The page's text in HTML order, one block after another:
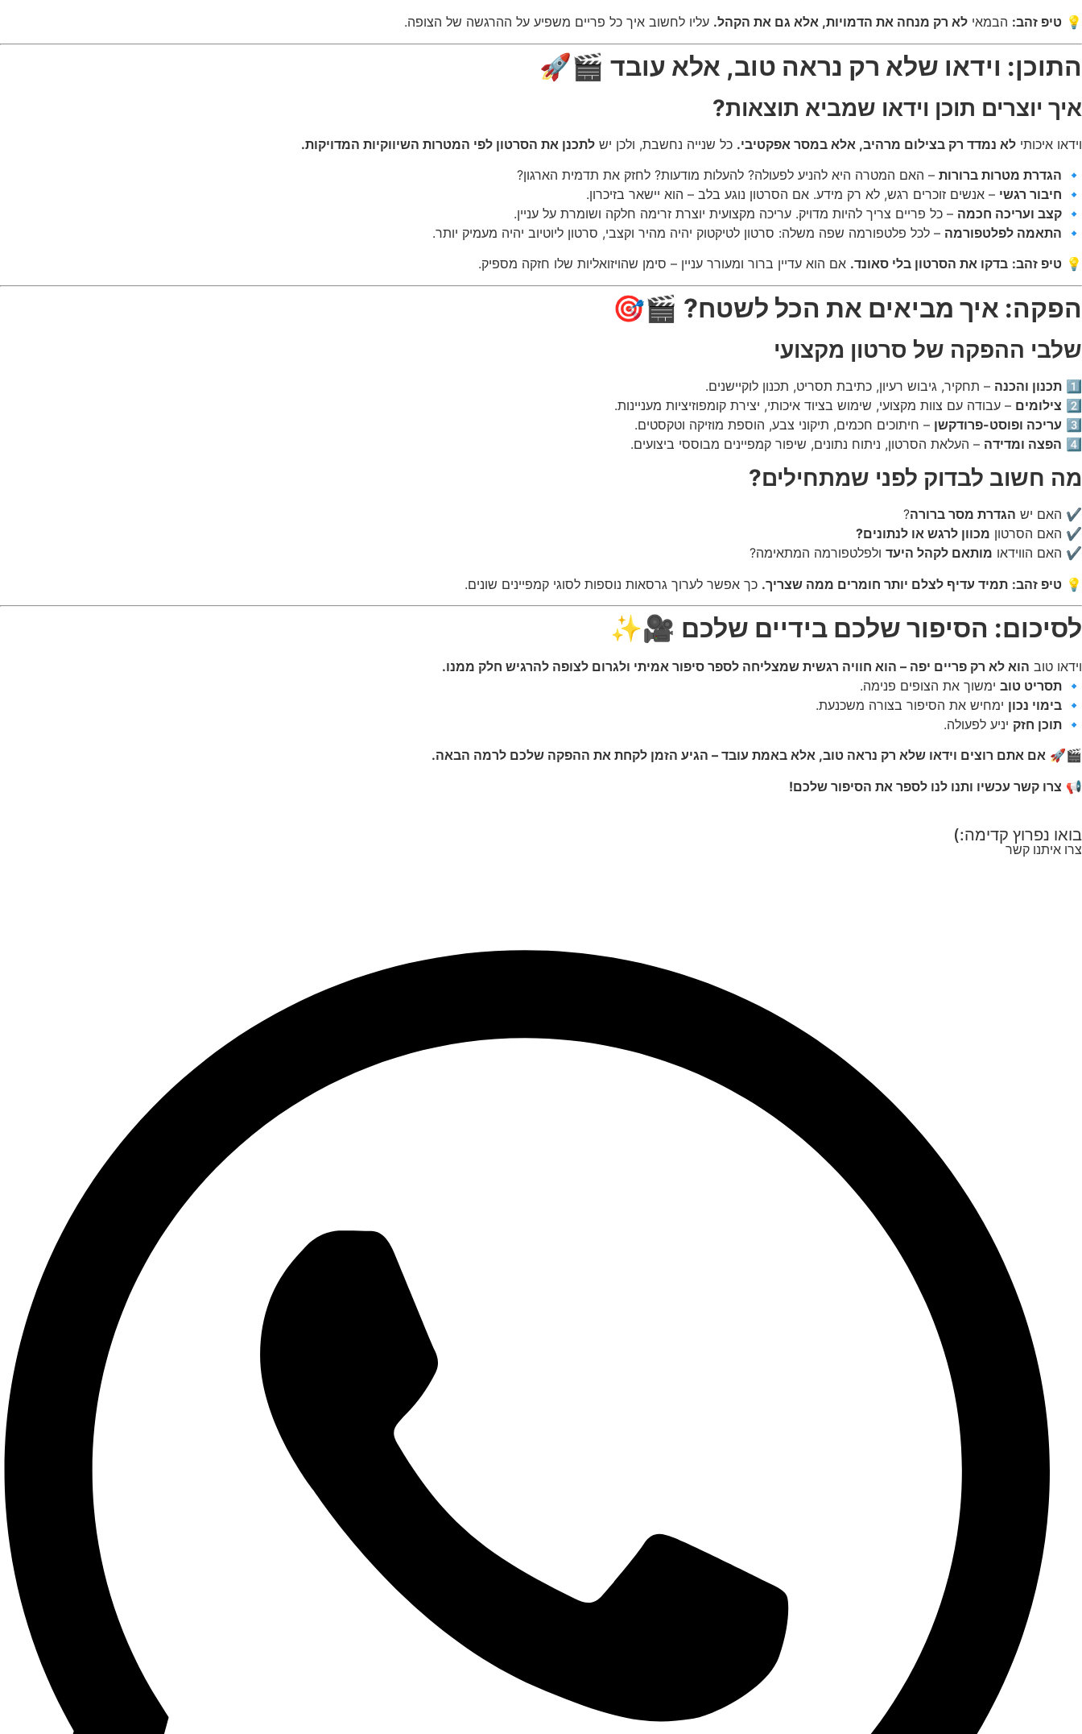
💡 טיפ זהב: הבמאי לא רק מנחה את הדמויות, אלא גם את הקהל. עליו לחשוב איך כל פריים משפיע על ההרגשה של הצופה.
התוכן: וידאו שלא רק נראה טוב, אלא עובד 🎬🚀
איך יוצרים תוכן וידאו שמביא תוצאות?
וידאו איכותי לא נמדד רק בצילום מרהיב, אלא במסר אפקטיבי. כל שנייה נחשבת, ולכן יש לתכנן את הסרטון לפי המטרות השיווקיות המדויקות.
🔹 הגדרת מטרות ברורות – האם המטרה היא להניע לפעולה? להעלות מודעות? לחזק את תדמית הארגון?
🔹 חיבור רגשי – אנשים זוכרים רגש, לא רק מידע. אם הסרטון נוגע בלב – הוא יישאר בזיכרון.
🔹 קצב ועריכה חכמה – כל פריים צריך להיות מדויק. עריכה מקצועית יוצרת זרימה חלקה ושומרת על עניין.
🔹 התאמה לפלטפורמה – לכל פלטפורמה שפה משלה: סרטון לטיקטוק יהיה מהיר וקצבי, סרטון ליוטיוב יהיה מעמיק יותר.
💡 טיפ זהב: בדקו את הסרטון בלי סאונד. אם הוא עדיין ברור ומעורר עניין – סימן שהויזואליות שלו חזקה מספיק.
הפקה: איך מביאים את הכל לשטח? 🎬🎯
שלבי ההפקה של סרטון מקצועי
1️⃣ תכנון והכנה – תחקיר, גיבוש רעיון, כתיבת תסריט, תכנון לוקיישנים.
2️⃣ צילומים – עבודה עם צוות מקצועי, שימוש בציוד איכותי, יצירת קומפוזיציות מעניינות.
3️⃣ עריכה ופוסט-פרודקשן – חיתוכים חכמים, תיקוני צבע, הוספת מוזיקה וטקסטים.
4️⃣ הפצה ומדידה – העלאת הסרטון, ניתוח נתונים, שיפור קמפיינים מבוססי ביצועים.
מה חשוב לבדוק לפני שמתחילים?
✔ האם יש הגדרת מסר ברורה?
✔ האם הסרטון מכוון לרגש או לנתונים?
✔ האם הווידאו מותאם לקהל היעד ולפלטפורמה המתאימה?
💡 טיפ זהב: תמיד עדיף לצלם יותר חומרים ממה שצריך. כך אפשר לערוך גרסאות נוספות לסוגי קמפיינים שונים.
לסיכום: הסיפור שלכם בידיים שלכם 🎥✨
וידאו טוב הוא לא רק פריים יפה – הוא חוויה רגשית שמצליחה לספר סיפור אמיתי ולגרום לצופה להרגיש חלק ממנו.
🔹 תסריט טוב ימשוך את הצופים פנימה.
🔹 בימוי נכון ימחיש את הסיפור בצורה משכנעת.
🔹 תוכן חזק יניע לפעולה.
🎬🚀 אם אתם רוצים וידאו שלא רק נראה טוב, אלא באמת עובד – הגיע הזמן לקחת את ההפקה שלכם לרמה הבאה.
📢 צרו קשר עכשיו ותנו לנו לספר את הסיפור שלכם!
בואו נפרוץ קדימה:)
צרו איתנו קשר